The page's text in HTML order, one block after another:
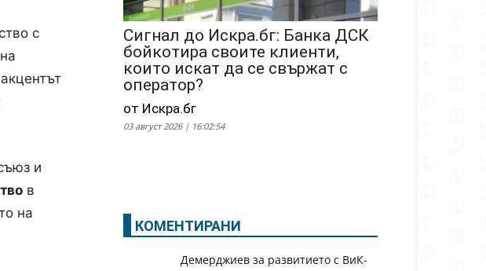
с
и
в
на
Сигнал до Искра.бг: Банка ДСК
бойкотира своите клиенти,
които искат да се свържат с
оператор?
от Искра.бг
03 август 2026 | 16:02:54
КОМЕНТИРАНИ
Демерджиев за развитието с ВиК-